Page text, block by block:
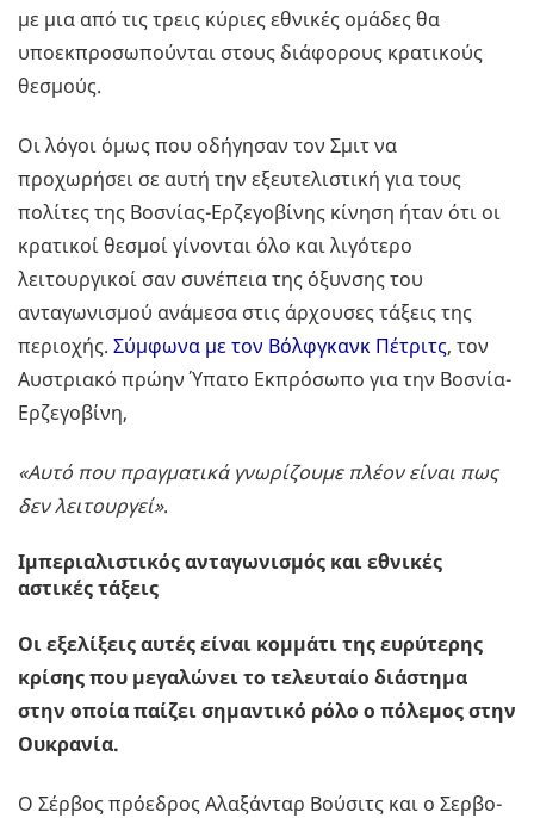
με μια από τις τρεις κύριες εθνικές ομάδες θα
υποεκπροσωπούνται στους διάφορους κρατικούς
θεσμούς.
Οι λόγοι όμως που οδήγησαν τον Σμιτ να
προχωρήσει σε αυτή την εξευτελιστική για τους
πολίτες της Βοσνίας-Ερζεγοβίνης κίνηση ήταν ότι οι
κρατικοί θεσμοί γίνονται όλο και λιγότερο
λειτουργικοί σαν συνέπεια της όξυνσης του
ανταγωνισμού ανάμεσα στις άρχουσες τάξεις της
περιοχής. Σύμφωνα με τον Βόλφγκανκ Πέτριτς, τον
Αυστριακό πρώην Ύπατο Εκπρόσωπο για την Βοσνία-
Ερζεγοβίνη,
«Αυτό που πραγματικά γνωρίζουμε πλέον είναι πως
δεν λειτουργεί».
Ιμπεριαλιστικός ανταγωνισμός και εθνικές
αστικές τάξεις
Οι εξελίξεις αυτές είναι κομμάτι της ευρύτερης
κρίσης που μεγαλώνει το τελευταίο διάστημα
στην οποία παίζει σημαντικό ρόλο ο πόλεμος στην
Ουκρανία.
Ο Σέρβος πρόεδρος Αλαξάνταρ Βούσιτς και ο Σερβο-